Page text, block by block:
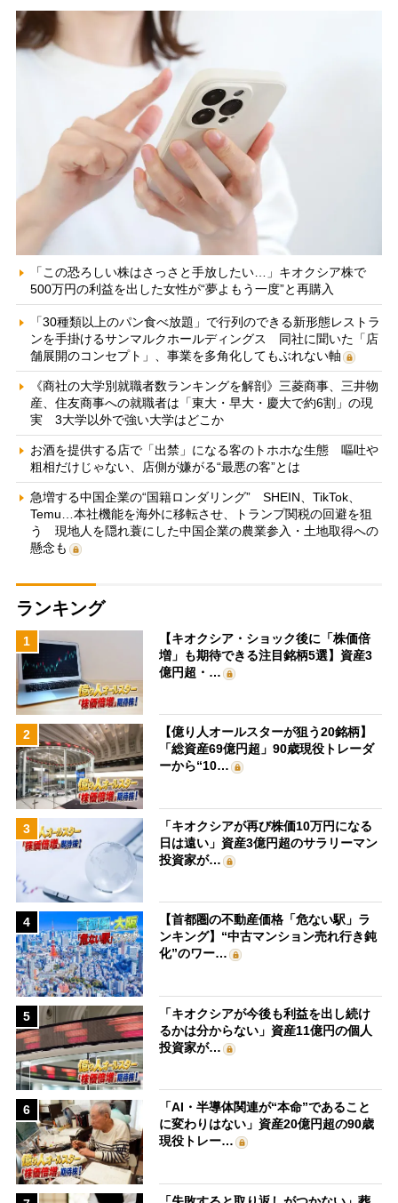
「この恐ろしい株はさっさと手放したい…」キオクシア株で
500万円の利益を出した女性が“夢よもう一度”と再購入
「30種類以上のパン食べ放題」で行列のできる新形態レストラ
ンを手掛けるサンマルクホールディングス 同社に聞いた「店
舗展開のコンセプト」、事業を多角化してもぶれない軸
《商社の大学別就職者数ランキングを解剖》三菱商事、三井物
産、住友商事への就職者は「東大・早大・慶大で約6割」の現
実 3大学以外で強い大学はどこか
お酒を提供する店で「出禁」になる客のトホホな生態 嘔吐や
粗相だけじゃない、店側が嫌がる“最悪の客”とは
急増する中国企業の“国籍ロンダリング” SHEIN、TikTok、
Temu…本社機能を海外に移転させ、トランプ関税の回避を狙
う 現地人を隠れ蓑にした中国企業の農業参入・土地取得への
懸念も
ランキング
1
【キオクシア・ショック後に「株価倍
増」も期待できる注目銘柄5選】資産3
億円超・…
2
【億り人オールスターが狙う20銘柄】
「総資産69億円超」90歳現役トレーダ
ーから“10…
3
「キオクシアが再び株価10万円になる
日は遠い」資産3億円超のサラリーマン
投資家が…
4
【首都圏の不動産価格「危ない駅」ラ
ンキング】“中古マンション売れ行き鈍
化”のワー…
5
「キオクシアが今後も利益を出し続け
るかは分からない」資産11億円の個人
投資家が…
6
「AI・半導体関連が“本命”であること
に変わりはない」資産20億円超の90歳
現役トレー…